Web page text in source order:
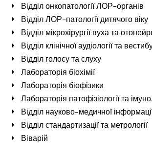
Відділ онкопатології ЛОР-органів
Відділ ЛОР-патології дитячого віку
Відділ мікрохірургії вуха та
Відділ клінічної аудіології та
Відділ голосу та слуху
Лабораторія біохімії
Лабораторія біофізики
Лабораторія патофізіології та
Відділ науково-медичної
Відділ стандартизації та метрології
Віварій